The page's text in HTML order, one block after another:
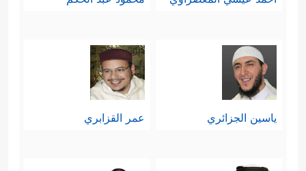
ياسين الجزائري عمر القزابري